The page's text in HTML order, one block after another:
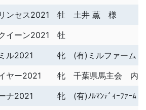
ンセス2021 牡
土井 薫 様
イーン2021
牡
ル2021 牝
(有)ミルファーム
ヤー2021 牝
千葉県馬主会 内
ナ2021 牝
(有)ﾉﾙﾏﾝﾃﾞｨｰﾌｧｰﾑ